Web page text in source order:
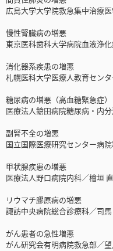
広島大学大学院救急集中治療
慢性腎臓病の増悪
東京医科歯科大学病院血液浄
消化器系疾患の増悪
札幌医科大学医療人教育セン
糖尿病の増悪（高血糖緊急症）
医療法人鎗田病院糖尿病・内
副腎不全の増悪
国立国際医療研究センター病
甲状腺疾患の増悪
医療法人野口病院内科／檜垣
リウマチ膠原病の増悪
諏訪中央病院総合診療科／司
がん患者の急性増悪
がん研究会有明病院救急部／